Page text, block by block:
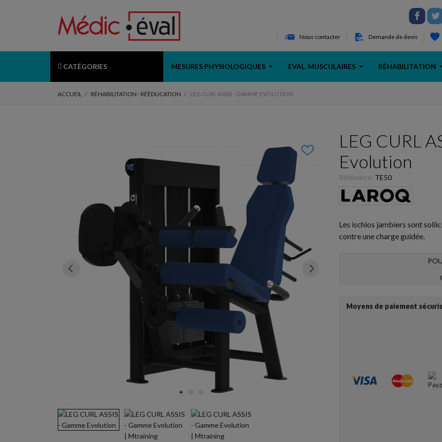
Nous contacter Demande de devis
CATÉGORIES MESURES PHYSIOLOGIQUES EVAL. MUSCULAIRES RÉHABILITATION
ACCUEIL RÉHABILITATION - RÉÉDUCATION LEG CURL ASSIS - GAMME EVOLUTION
LEG CURL
Evolution
Référence: TE50
Les ischios jambiers sont
contre une charge guidée.
Moyens de paiement